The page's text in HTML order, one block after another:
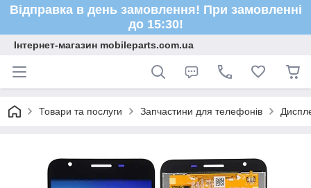
Відправка в день замовлення! При замовленні
до 15:30!
Інтернет-магазин mobileparts.com.ua
Товари та послуги Запчастини для телефонів